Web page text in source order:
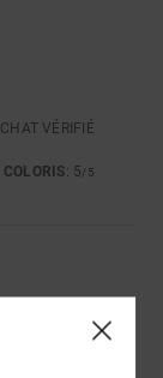
VÉRIFIÉ
COLORIS: 5/5